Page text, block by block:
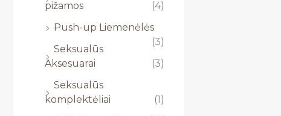
pižamos
(4)
Push-up Liemenėlės
(3)
Seksualūs
Aksesuarai
(3)
Seksualūs
komplektėliai
(1)